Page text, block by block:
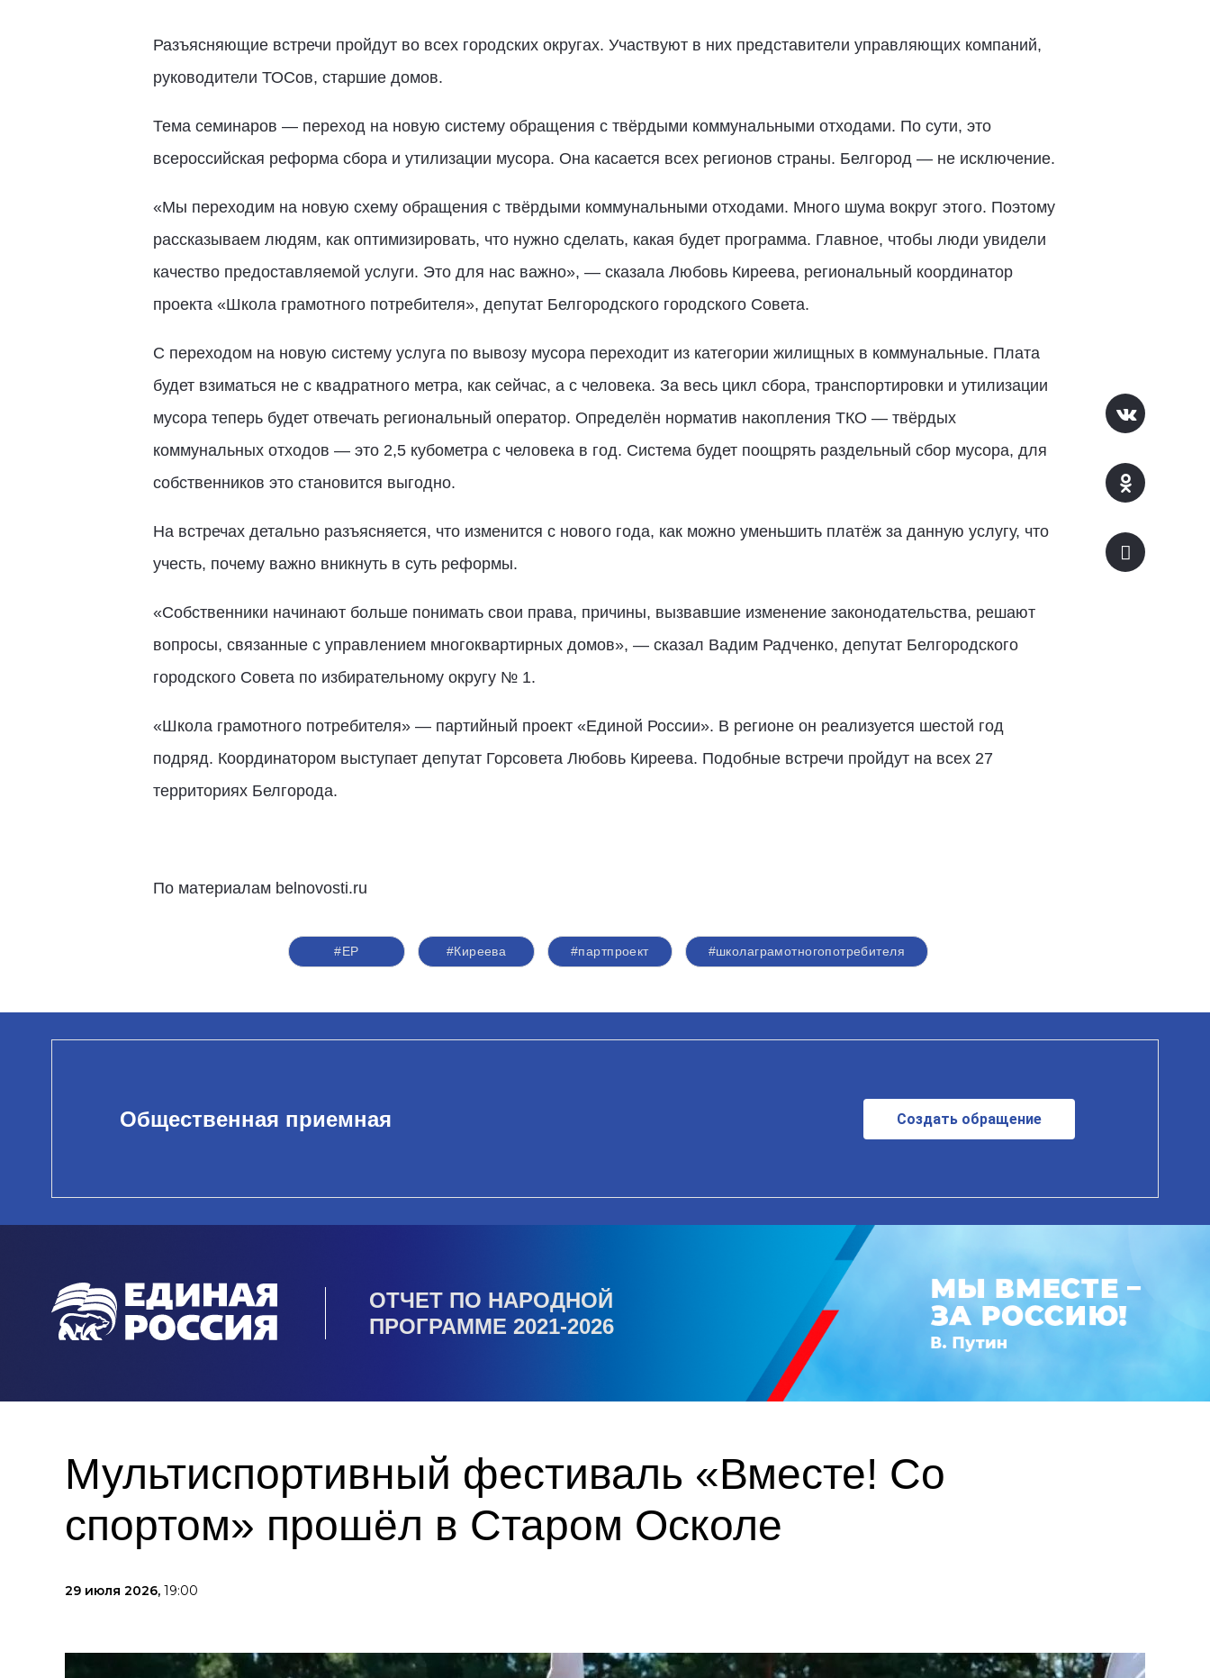
Разъясняющие встречи пройдут во всех городских округах. Участвуют в них представители управляющих компаний,
руководители ТОСов, старшие домов.
Тема семинаров — переход на новую систему обращения с твёрдыми коммунальными отходами. По сути, это
всероссийская реформа сбора и утилизации мусора. Она касается всех регионов страны. Белгород — не исключение.
«Мы переходим на новую схему обращения с твёрдыми коммунальными отходами. Много шума вокруг этого. Поэтому
рассказываем людям, как оптимизировать, что нужно сделать, какая будет программа. Главное, чтобы люди увидели
качество предоставляемой услуги. Это для нас важно», — сказала Любовь Киреева, региональный координатор
проекта «Школа грамотного потребителя», депутат Белгородского городского Совета.
С переходом на новую систему услуга по вывозу мусора переходит из категории жилищных в коммунальные. Плата
будет взиматься не с квадратного метра, как сейчас, а с человека. За весь цикл сбора, транспортировки и утилизации
мусора теперь будет отвечать региональный оператор. Определён норматив накопления ТКО — твёрдых
коммунальных отходов — это 2,5 кубометра с человека в год. Система будет поощрять раздельный сбор мусора, для
собственников это становится выгодно.
На встречах детально разъясняется, что изменится с нового года, как можно уменьшить платёж за данную услугу, что
учесть, почему важно вникнуть в суть реформы.
«Собственники начинают больше понимать свои права, причины, вызвавшие изменение законодательства, решают
вопросы, связанные с управлением многоквартирных домов», — сказал Вадим Радченко, депутат Белгородского
городского Совета по избирательному округу № 1.
«Школа грамотного потребителя» — партийный проект «Единой России». В регионе он реализуется шестой год
подряд. Координатором выступает депутат Горсовета Любовь Киреева. Подобные встречи пройдут на всех 27
территориях Белгорода.
По материалам belnovosti.ru
#ЕР #Киреева #партпроект #школаграмотногопотребителя
Общественная приемная Создать обращение
ОТЧЕТ ПО НАРОДНОЙ
ПРОГРАММЕ 2021-2026
Мультиспортивный фестиваль «Вместе! Со
спортом» прошёл в Старом Осколе
29 июля 2026, 19:00